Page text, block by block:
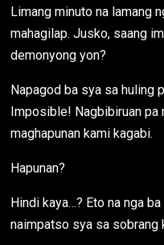
Limang minuto na lamang
mahagilap. Jusko, saang
demonyong yon?
Napagod ba sya sa huling
Imposible! Nagbibiruan pa
maghapunan kami kagabi.
Hapunan?
Hindi kaya…? Eto na nga
naimpatso sya sa sobrang